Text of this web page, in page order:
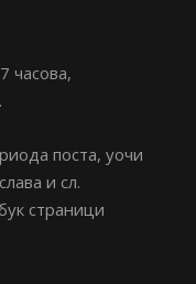
часова,
поста, уочи
и сл.
страници